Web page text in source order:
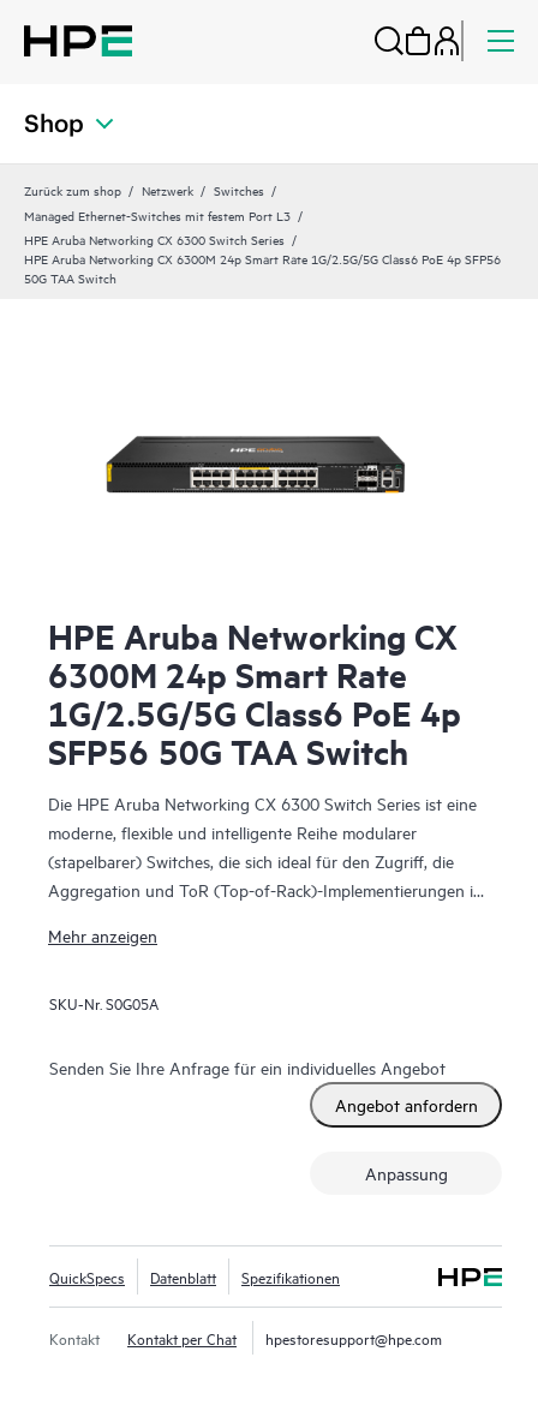
Shop
Zurück zum shop Netzwerk
Switches
Managed Ethernet-Switches mit festem Port L3
HPE Aruba Networking CX 6300 Switch Series
HPE Aruba Networking CX 6300M 24p Smart Rate 1G/2.5G/5G Class6 PoE 4p SFP56
50G TAA Switch
HPE Aruba Networking CX
6300M 24p Smart Rate
1G/2.5G/5G Class6 PoE 4p
SFP56 50G TAA Switch
Die HPE Aruba Networking CX 6300 Switch Series ist eine
moderne, flexible und intelligente Reihe modularer
(stapelbarer) Switches, die sich ideal für den Zugriff, die
Aggregation und ToR (Top-of-Rack)-Implementierungen in
6300F) und modulare (CX 6300M) Switches mit
Mehr anzeigen
SKU-Nr. S0G05A
Senden Sie Ihre Anfrage für ein individuelles Angebot
Angebot anfordern
Anpassung
QuickSpecs Datenblatt Spezifikationen
Kontakt Kontakt per Chat hpestoresupport@hpe.com